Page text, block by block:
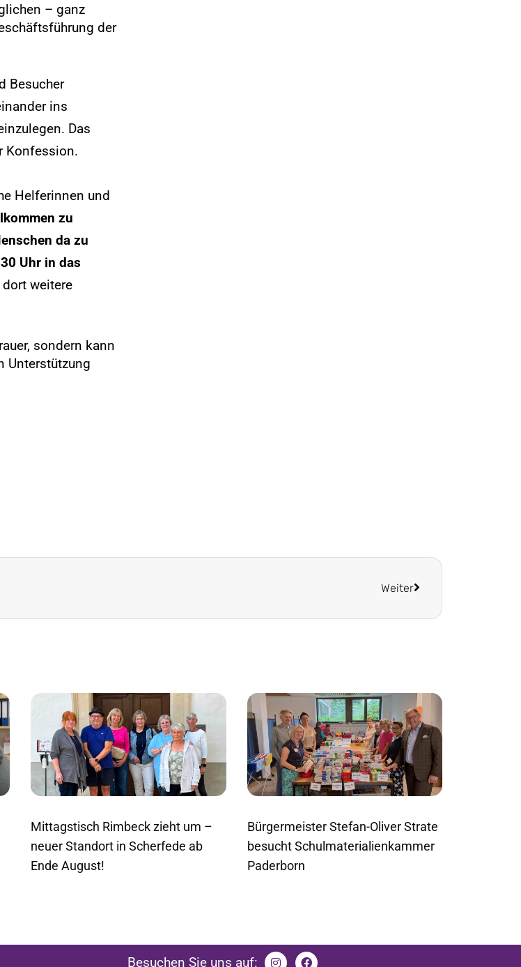
– ganz
der
Besucher
ins
Das
Konfession.
Helferinnen und
zu
da zu
Uhr in das
weitere
sondern kann
Unterstützung
Weiter
Mittagstisch Rimbeck zieht um –
neuer Standort in Scherfede ab
Ende August!
Bürgermeister Stefan-Oliver Strate
besucht Schulmaterialienkammer
Paderborn
Besuchen Sie uns auf: